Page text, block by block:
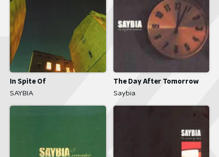
In Spite Of
SAYBIA
The Day After Tomorrow
Saybia